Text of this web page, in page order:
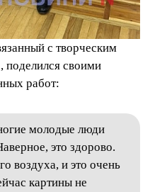
с творческим
поделился своими
работ:
молодые люди
это здорово.
воздуха, и это очень
картины не